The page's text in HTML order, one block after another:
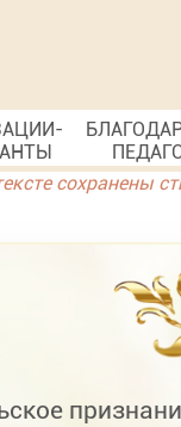
сохранены